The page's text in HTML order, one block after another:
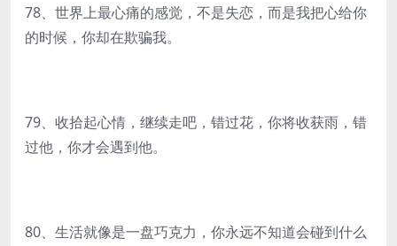
78、世界上最心痛的感觉，不是失恋，而是我把心给你
的时候，你却在欺骗我。
79、收拾起心情，继续走吧，错过花，你将收获雨，错
过他，你才会遇到他。
80、生活就像是一盘巧克力，你永远不知道会碰到什么